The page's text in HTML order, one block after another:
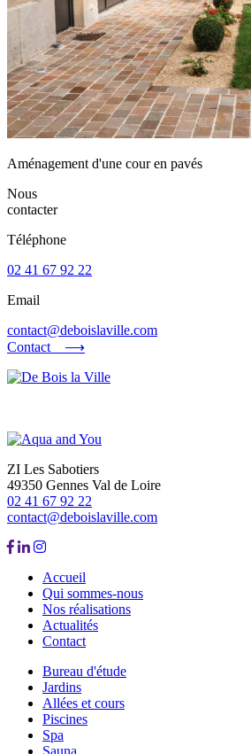
Aménagement d'une cour en pavés
Nous
contacter
Téléphone
02 41 67 92 22
Email
contact@deboislaville.com
Contact ⟶
ZI Les Sabotiers
49350 Gennes Val de Loire
02 41 67 92 22
contact@deboislaville.com
Accueil
Qui sommes-nous
Nos réalisations
Actualités
Contact
Bureau d'étude
Jardins
Allées et cours
Piscines
Spa